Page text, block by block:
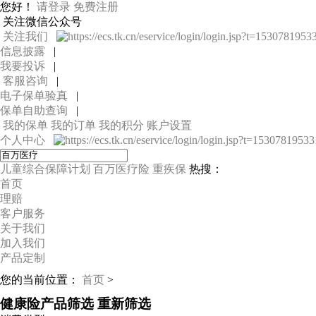
您好！ 请登录 免费注册
关注微信公众号
关注我们
信息披露 |
我要投诉 |
客服咨询 |
电子保单验真 |
保单自助查询 |
我的保单 我的订单 我的积分 账户设置
个人中心
儿童综合保障计划 百万医疗险 重疾保 热搜：
首页
理赔
客户服务
关于我们
加入我们
产品定制
您的当前位置： 首页 >
健康险产品筛选 重新筛选